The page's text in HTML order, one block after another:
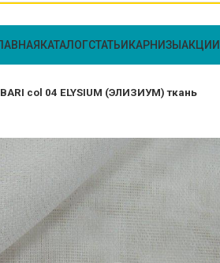
КАТАЛОГСТАТЬИ КАРНИЗЫ АКЦИИ
col 04 ELYSIUM (ЭЛИЗИУМ) ткань